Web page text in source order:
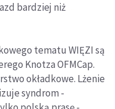
bardziej niż
tematu WIĘZI są
Knotza OFMCap.
okładkowe. Lżenie
syndrom -